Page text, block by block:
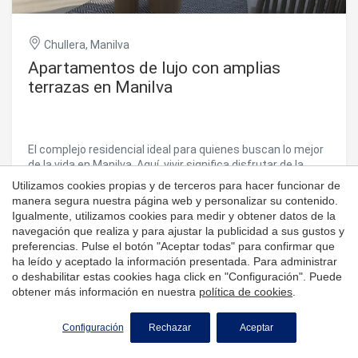
Chullera, Manilva
Apartamentos de lujo con amplias
terrazas en Manilva
El complejo residencial ideal para quienes buscan lo mejor
de la vida en Manilva. Aquí, vivir significa disfrutar de la
esencia del Mediterráneo: desde relajarte frente al sonido
de las olas hasta contemplar espectaculares vistas al mar
desde tu propia terraza. Blue Wave combina un clima
cálido, paisajes de ensueño y una gastronomía local que
conquista los sentidos. Cada rincón está diseñado para
ofrecerte pura calidad de vida. En Blue Wave encontrarás
viviendas amplias con terrazas que se alzan sobre una
colina, brindándote una perspectiva que te hará sentir
dueño del horizonte. Desde esta altura privilegiada, podrás
admirar el imponente Peñón de Gibraltar mientras
disfrutas de todas las ventajas que ofrece una de las
ubicaciones más exclusivas de la costa española. Es
Desde 432.300 €
Comprar casas en Manilva
es un pintoresco municipio ubicado en la
del Sol Occidental
, en la provincia de Málaga,
Utilizamos cookies propias y de terceros para hacer funcionar de
manera segura nuestra página web y personalizar su contenido.
Igualmente, utilizamos cookies para medir y obtener datos de la
navegación que realiza y para ajustar la publicidad a sus gustos y
preferencias. Pulse el botón "Aceptar todas" para confirmar que
ha leído y aceptado la información presentada. Para administrar
o deshabilitar estas cookies haga click en "Configuración". Puede
obtener más información en nuestra política de cookies
Configuración Rechazar Aceptar